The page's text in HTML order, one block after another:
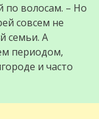
по волосам. – Но
совсем не
семьи. А
периодом,
и часто